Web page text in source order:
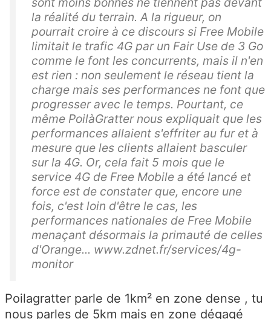
la réalité du terrain. A la rigueur, on
pourrait croire à ce discours si Free Mobile
limitait le trafic 4G par un Fair Use de 3 Go
comme le font les concurrents, mais il n'en
est rien : non seulement le réseau tient la
charge mais ses performances ne font que
progresser avec le temps. Pourtant, ce
même PoilàGratter nous expliquait que les
performances allaient s'effriter au fur et à
mesure que les clients allaient basculer
sur la 4G. Or, cela fait 5 mois que le
service 4G de Free Mobile a été lancé et
force est de constater que, encore une
fois, c'est loin d'être le cas, les
performances nationales de Free Mobile
menaçant désormais la primauté de celles
d'Orange... www.zdnet.fr/services/4g-
monitor
Poilagratter parle de 1km² en zone dense , tu
nous parles de 5km mais en zone dégagé